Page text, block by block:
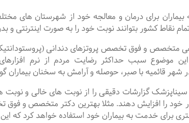
برای درمان و معالجه خود از شهرستان های
نقاط کشور بتوانند نوبت خود را به صورت اینترنتی و
و فوق تخصص پروتزهای دندانی
و این موضوع سبب حداکثر رضایت مردم از نرم
شهر قائمیه با صبر، حوصله و آرامش به سخنان
گزارشات دقیقی را از نوبت های خالی و نوبت
خود را افزایش دهند. مثلا بهترین دکتر متخصص و
برای خدمت به بیماران خود استفاده خواهد کرد که